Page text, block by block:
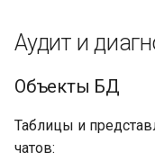
Аудит и
Объекты БД
Таблицы и
чатов: